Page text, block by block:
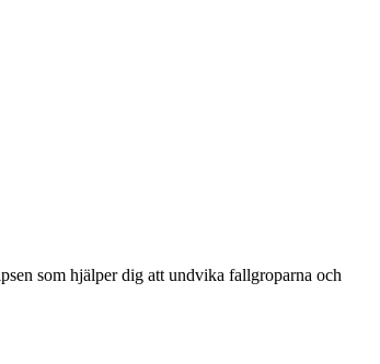
som hjälper dig att undvika fallgroparna och